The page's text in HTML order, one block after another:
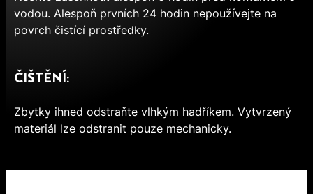
vodou. Alespoň prvních 24 hodin nepoužívejte na
povrch čistící prostředky.
ČIŠTĚNÍ:
Zbytky ihned odstraňte vlhkým hadříkem. Vytvrzený
materiál lze odstranit pouze mechanicky.